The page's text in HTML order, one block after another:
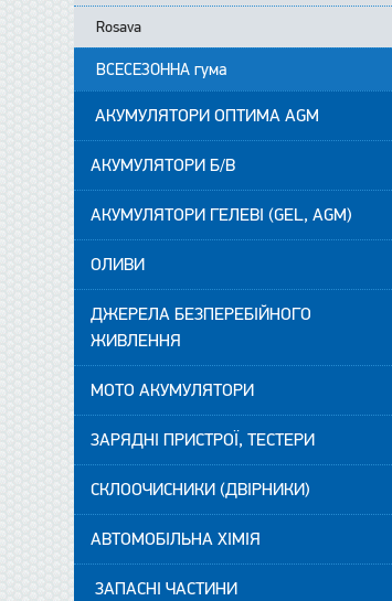
Rosava
ВСЕСЕЗОННА гума
АКУМУЛЯТОРИ ОПТИМА AGM
АКУМУЛЯТОРИ Б/В
АКУМУЛЯТОРИ ГЕЛЕВІ (GEL, AGM)
ОЛИВИ
ДЖЕРЕЛА БЕЗПЕРЕБІЙНОГО
ЖИВЛЕННЯ
МОТО АКУМУЛЯТОРИ
ЗАРЯДНІ ПРИСТРОЇ, ТЕСТЕРИ
СКЛООЧИСНИКИ (ДВІРНИКИ)
АВТОМОБІЛЬНА ХІМІЯ
ЗАПАСНІ ЧАСТИНИ